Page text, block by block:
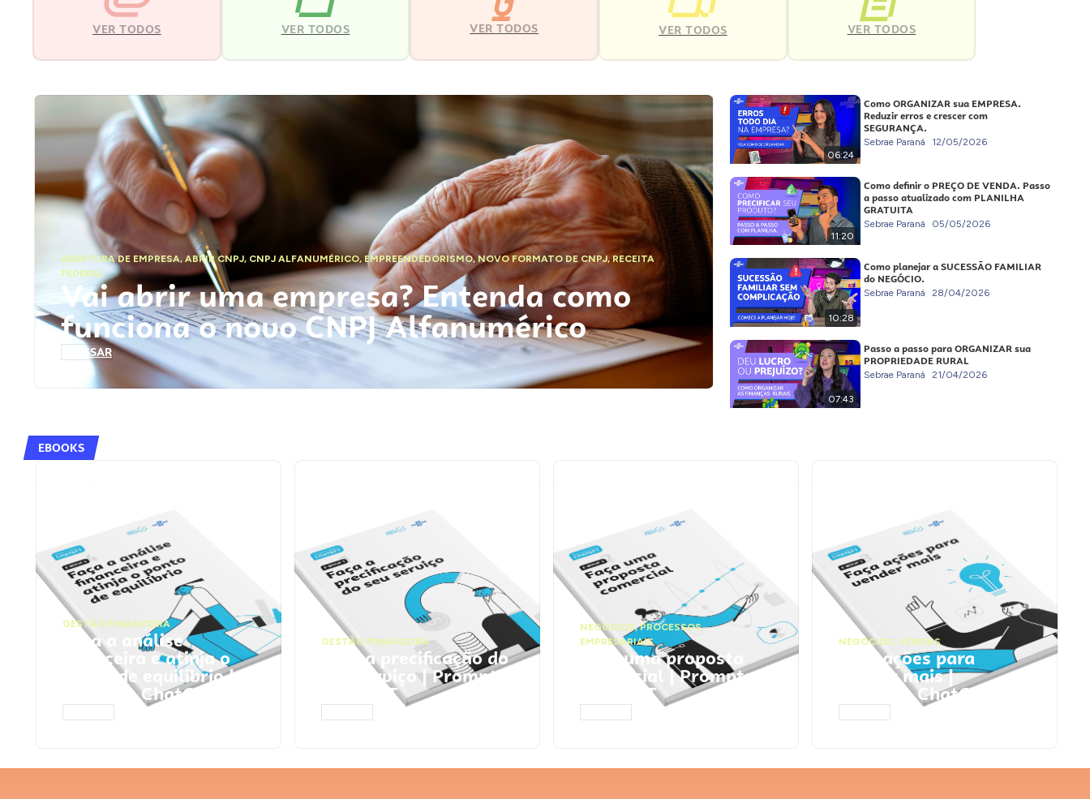
VER TODOS VER TODOS VER TODOS VER TODOS VER TODOS
ABERTURA DE EMPRESA,ABRIR CNPJ, CNPJ ALFANUMÉRICO, EMPREENDEDORISMO,NOVO FORMATO DE CNPJ,RECEITA
FEDERAL
Vai abrir uma empresa? Entenda como
funciona o novo CNPJ Alfanumérico
ACESSAR
06:24
Como ORGANIZAR sua EMPRESA.
Reduzir erros e crescer com
SEGURANÇA.
Sebrae Paraná 12/05/2026
11:20
Como definir o PREÇO DE VENDA. Passo
a passo atualizado com PLANILHA
GRATUITA
Sebrae Paraná 05/05/2026
10:28
Como planejar a SUCESSÃO FAMILIAR
do NEGÓCIO.
Sebrae Paraná 28/04/2026
07:43
Passo a passo para ORGANIZAR sua
PROPRIEDADE RURAL
Sebrae Paraná 21/04/2026
EBOOKS
GESTÃO FINANCEIRA
Faça a análise
financeira e atinja o
ponto de equilíbrio |
Prompts ChatGPT
GESTÃO FINANCEIRA
Faça a precificação do
seu serviço | Prompts
ChatGPT
NEGÓCIOS,PROCESSOS
EMPRESARIAIS
Faça uma proposta
comercial | Prompts
ChatGPT
NEGÓCIOS, VENDAS
Faça ações para
vender mais |
Prompts ChatGPT